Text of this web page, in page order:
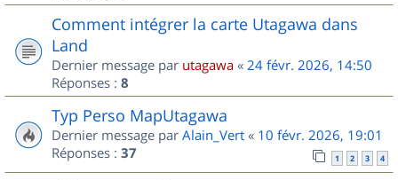
Comment intégrer la carte Utagawa dans
Land
Dernier message par utagawa « 24 févr. 2026, 14:50
Réponses : 8
Typ Perso MapUtagawa
Dernier message par Alain_Vert « 10 févr. 2026, 19:01
Réponses : 37 1 2 3 4